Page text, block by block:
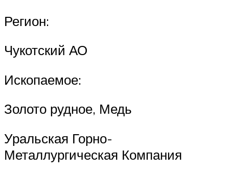
Регион:
Чукотский АО
Ископаемое:
Золото рудное, Медь
Уральская Горно-
Металлургическая Компания